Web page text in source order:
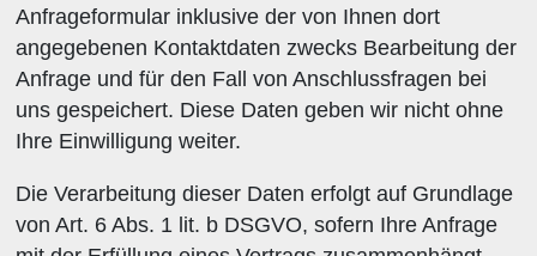
Anfrageformular inklusive der von Ihnen dort
angegebenen Kontaktdaten zwecks Bearbeitung der
Anfrage und für den Fall von Anschlussfragen bei
uns gespeichert. Diese Daten geben wir nicht ohne
Ihre Einwilligung weiter.
Die Verarbeitung dieser Daten erfolgt auf Grundlage
von Art. 6 Abs. 1 lit. b DSGVO, sofern Ihre Anfrage